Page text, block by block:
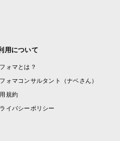
用について
ォマとは？
ォマコンサルタント（ナベさん）
規約
イバシーポリシー